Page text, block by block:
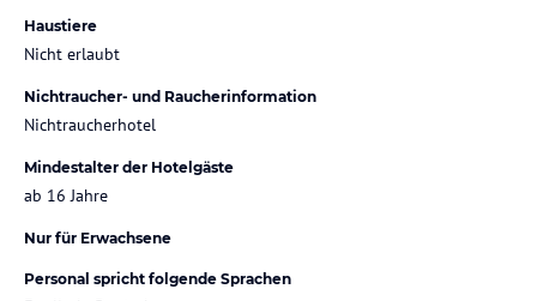
Haustiere
Nicht erlaubt
Nichtraucher- und Raucherinformation
Nichtraucherhotel
Mindestalter der Hotelgäste
ab 16 Jahre
Nur für Erwachsene
Personal spricht folgende Sprachen